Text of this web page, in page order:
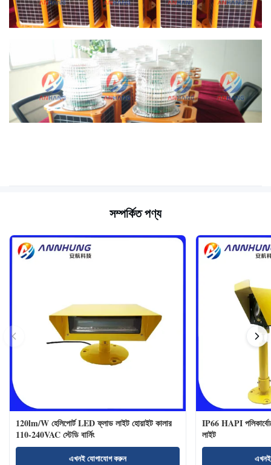
সম্পর্কিত পণ্য
120lm/W হেলিপোর্ট LED ফ্লাড লাইট হোয়াইট কালার
110-240VAC স্টেডি বার্নিং
এখনই যোগাযোগ করুন
IP66 HAPI
লাইট